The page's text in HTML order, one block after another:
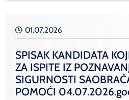
01.07.2026
SPISAK KANDIDATA
ZA ISPITE IZ
SIGURNOSTI
POMOĆI